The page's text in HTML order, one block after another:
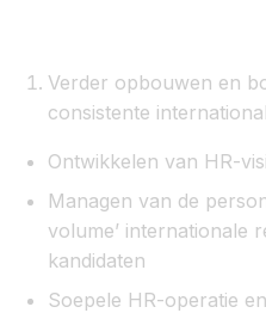
Verder opbouwen en
consistente
Ontwikkelen van HR-
Managen van de
volume’ internationale
kandidaten
Soepele HR-operatie